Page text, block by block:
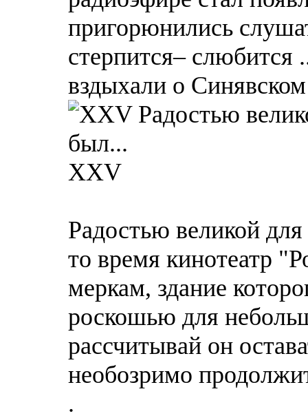
пригорюнились
стерпится–
вздыхали о
XXV
Радостью великой
то время кинотеатр
меркам, здание
роскошью для
рассчитывай он
необозримо
.